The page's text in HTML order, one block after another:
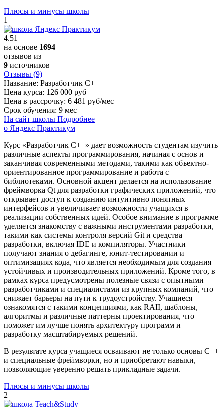
Плюсы и минусы школы
1
4.51
на основе 1694
отзывов из
9 источников
Отзывы (9)
Название: Разработчик С++
Цена курса: 126 000 руб
Цена в рассрочку: 6 481 руб/мес
Срок обучения: 9 мес
На сайт школы Подробнее
о Яндекс Практикум
Курс «Разработчик C++» дает возможность студентам изучить
различные аспекты программирования, начиная с основ и
заканчивая современными методами, такими как объектно-
ориентированное программирование и работа с
библиотеками. Основной акцент делается на использование
фреймворка Qt для разработки графических приложений, что
открывает доступ к созданию интуитивно понятных
интерфейсов и увеличивает возможности учащихся в
реализации собственных идей. Особое внимание в программе
уделяется знакомству с важными инструментами разработки,
такими как системы контроля версий Git и средства
разработки, включая IDE и компиляторы. Участники
получают знания о дебагинге, юнит-тестировании и
оптимизациях кода, что является необходимым для создания
устойчивых и производительных приложений. Кроме того, в
рамках курса предусмотрены полезные связи с опытными
разработчиками и специалистами из крупных компаний, что
снижает барьеры на пути к трудоустройству. Учащиеся
ознакомятся с такими концепциями, как RAII, шаблоны,
алгоритмы и различные паттерны проектирования, что
поможет им лучше понять архитектуру программ и
разработку масштабируемых решений.
В результате курса учащиеся осваивают не только основы C++
и специальные фреймворки, но и приобретают навыки,
позволяющие уверенно решать прикладные задачи.
Плюсы и минусы школы
2